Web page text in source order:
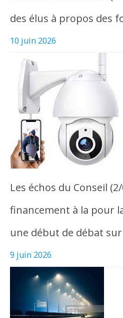
des élus à propos des
10 juin 2026
Les échos du Conseil
financement à la pour
une début de débat
9 juin 2026